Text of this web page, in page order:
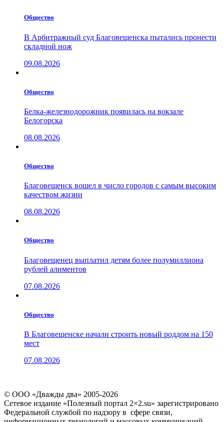
Общество
В Арбитражный суд Благовещенска пытались пронести
складной нож
09.08.2026
Общество
Белка-железнодорожник появилась на вокзале
Белогорска
08.08.2026
Общество
Благовещенск вошел в число городов с самым высоким
качеством жизни
08.08.2026
Общество
Благовещенец выплатил детям более полумиллиона
рублей алиментов
07.08.2026
Общество
В Благовещенске начали строить новый роддом на 150
мест
07.08.2026
© ООО «Дважды два» 2005-2026
Сетевое издание «Полезный портал 2×2.su» зарегистрировано
Федеральной службой по надзору в сфере связи,